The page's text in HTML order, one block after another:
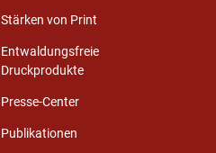
Stärken von Print
Entwaldungsfreie
Druckprodukte
Presse-Center
Publikationen